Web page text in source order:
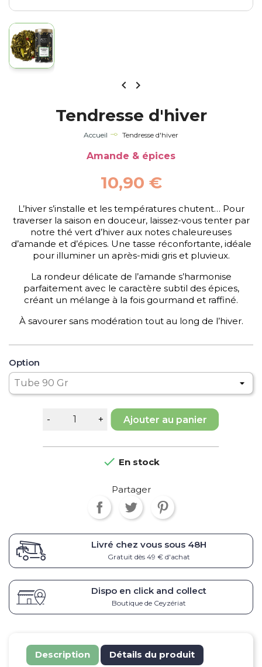
 
Tendresse d'hiver
Accueil Tendresse d'hiver
Amande & épices
10,90 €
L’hiver s’installe et les températures chutent… Pour
traverser la saison en douceur, laissez-vous tenter par
notre thé vert d’hiver aux notes chaleureuses
d’amande et d’épices. Une tasse réconfortante, idéale
pour illuminer un après-midi gris et pluvieux.
La rondeur délicate de l’amande s’harmonise
parfaitement avec le caractère subtil des épices,
créant un mélange à la fois gourmand et raffiné.
À savourer sans modération tout au long de l’hiver.
Option
Ajouter au panier
 En stock
Partager
Livré chez vous sous 48H
Gratuit dès 49 € d'achat
Dispo en click and collect
Boutique de Ceyzériat
Description Détails du produit